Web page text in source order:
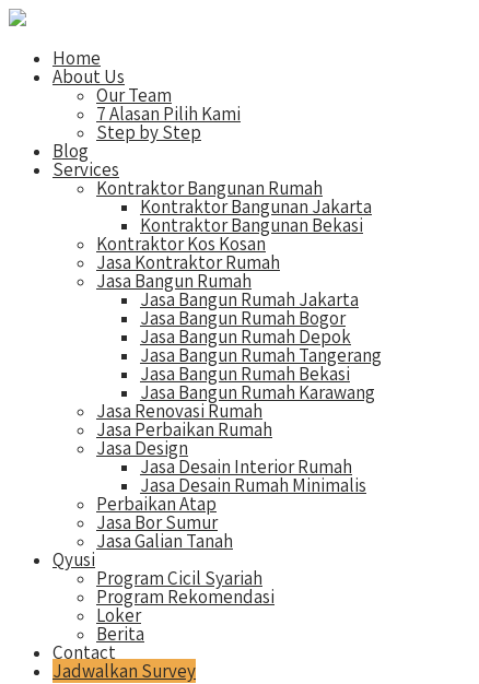
Home
About Us
Our Team
7 Alasan Pilih Kami
Step by Step
Blog
Services
Kontraktor Bangunan Rumah
Kontraktor Bangunan Jakarta
Kontraktor Bangunan Bekasi
Kontraktor Kos Kosan
Jasa Kontraktor Rumah
Jasa Bangun Rumah
Jasa Bangun Rumah Jakarta
Jasa Bangun Rumah Bogor
Jasa Bangun Rumah Depok
Jasa Bangun Rumah Tangerang
Jasa Bangun Rumah Bekasi
Jasa Bangun Rumah Karawang
Jasa Renovasi Rumah
Jasa Perbaikan Rumah
Jasa Design
Jasa Desain Interior Rumah
Jasa Desain Rumah Minimalis
Perbaikan Atap
Jasa Bor Sumur
Jasa Galian Tanah
Qyusi
Program Cicil Syariah
Program Rekomendasi
Loker
Berita
Contact
Jadwalkan Survey